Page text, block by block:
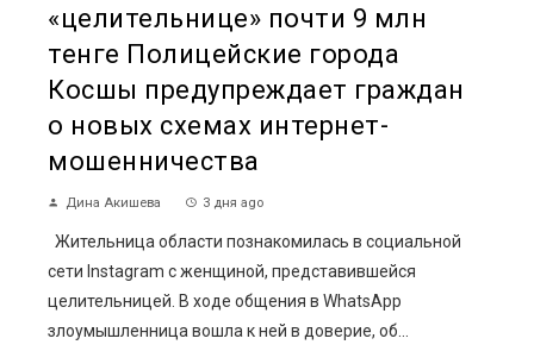
«целительнице» почти 9 млн
тенге Полицейские города
Косшы предупреждает граждан
о новых схемах интернет-
мошенничества
Дина Акишева 3 дня ago
Жительница области познакомилась в социальной
сети Instagram с женщиной, представившейся
целительницей. В ходе общения в WhatsApp
злоумышленница вошла к ней в доверие, об...